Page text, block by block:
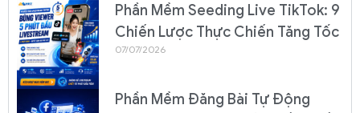
Phần Mềm Seeding Live TikTok: 9
Chiến Lược Thực Chiến Tăng Tốc
07/07/2026
Phần Mềm Đăng Bài Tự Động